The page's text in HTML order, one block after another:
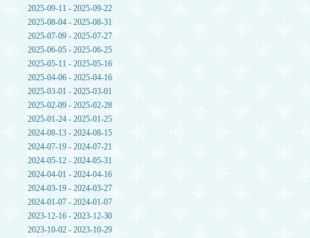
2025-09-11 - 2025-09-22
2025-08-04 - 2025-08-31
2025-07-09 - 2025-07-27
2025-06-05 - 2025-06-25
2025-05-11 - 2025-05-16
2025-04-06 - 2025-04-16
2025-03-01 - 2025-03-01
2025-02-09 - 2025-02-28
2025-01-24 - 2025-01-25
2024-08-13 - 2024-08-15
2024-07-19 - 2024-07-21
2024-05-12 - 2024-05-31
2024-04-01 - 2024-04-16
2024-03-19 - 2024-03-27
2024-01-07 - 2024-01-07
2023-12-16 - 2023-12-30
2023-10-02 - 2023-10-29